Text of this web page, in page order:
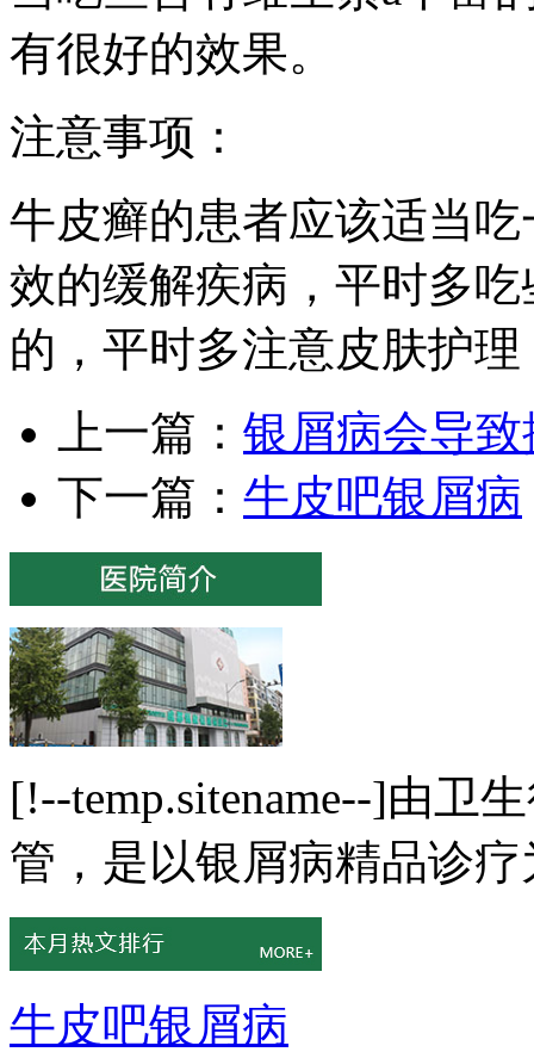
有很好的效果。
注意事项：
牛皮癣的患者应该适当
效的缓解疾病，平时多
的，平时多注意皮肤护
上一篇： 银屑病会导
下一篇： 牛皮吧银屑病
[!--temp.sitename--]由卫
管，是以银屑病精品诊
牛皮吧银屑病